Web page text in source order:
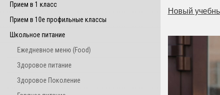
Прием в 1 класс
Прием в 10е профильные классы
Школьное питание
Ежедневное меню (Food)
Здоровое питание
Здоровое Поколение
Новый